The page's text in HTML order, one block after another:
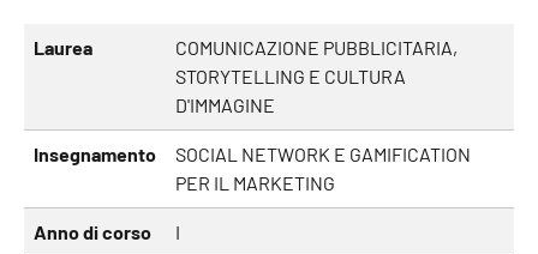
Laurea
COMUNICAZIONE PUBBLICITARIA,
STORYTELLING E CULTURA
D'IMMAGINE
Insegnamento
SOCIAL NETWORK E GAMIFICATION
PER IL MARKETING
Anno di corso I